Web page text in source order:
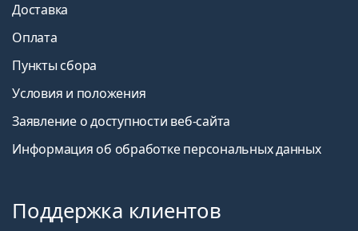
Доставка
Оплата
Пункты сбора
Условия и положения
Заявление о доступности веб-сайта
Информация об обработке персональных данных
Поддержка клиентов